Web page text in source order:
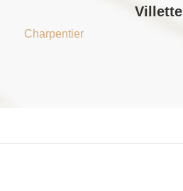
Villette
Charpentier